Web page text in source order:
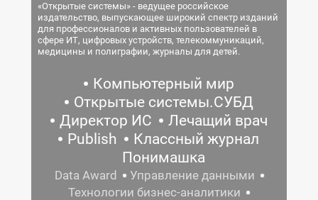
«Открытые системы» - ведущее российское
издательство, выпускающее широкий спектр изданий
для профессионалов и активных пользователей в
сфере ИТ, цифровых устройств, телекоммуникаций,
медицины и полиграфии, журналы для детей.
Компьютерный мир
Открытые системы.СУБД
Директор ИС
Лечащий врач
Publish
Классный журнал
Понимашка
Data Award
Управление данными
Технологии бизнес-аналитики